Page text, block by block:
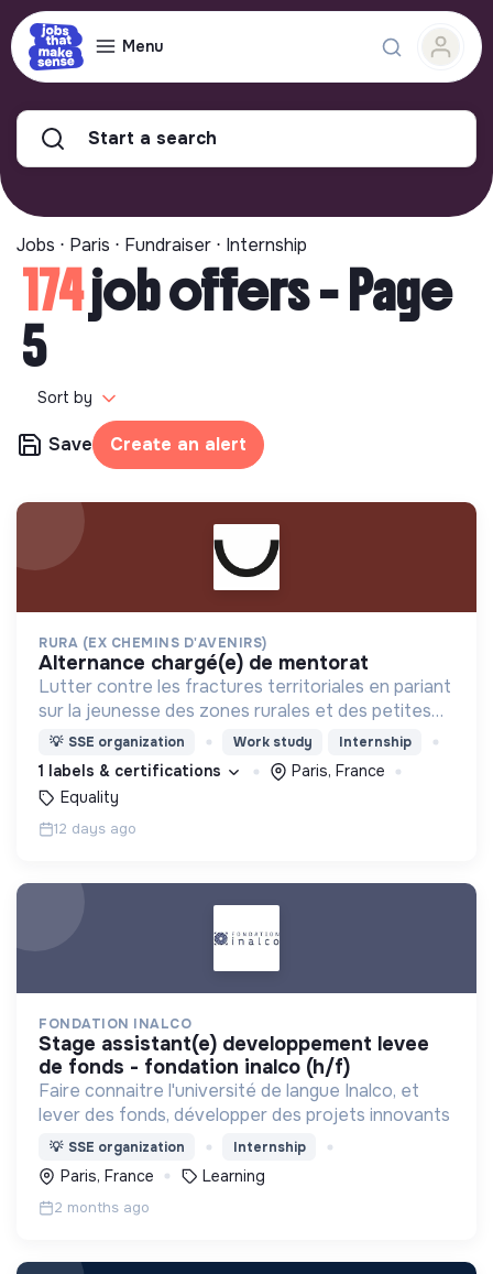
Menu
Start a search
Jobs ⋅ Paris ⋅ Fundraiser ⋅ Internship
174job offers - Page
5
Sort by
Save Create an alert
RURA (EX CHEMINS D'AVENIRS)
alternance chargé(e) de mentorat
Lutter contre les fractures territoriales en pariant
sur la jeunesse des zones rurales et des petites
villes
💡 SSE organization Work study Internship
1 labels & certifications
Paris, France
Equality
12 days ago
FONDATION INALCO
stage assistant(e) developpement levee
de fonds - fondation inalco (h/f)
Faire connaitre l'université de langue Inalco, et
lever des fonds, développer des projets innovants
💡 SSE organization Internship
Paris, France Learning
2 months ago